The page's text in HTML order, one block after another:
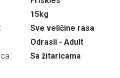
15kg
Sve veličine rasa
Odrasli - Adult
Sa žitaricama